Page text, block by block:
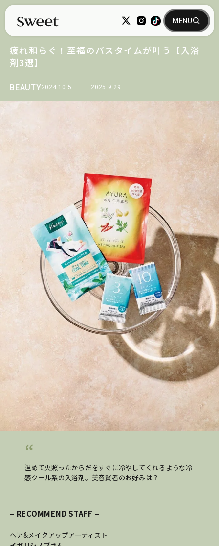
BEAUTY2024.10.5 2025.9.29
疲れ和らぐ！至福のバスタイムが叶う【入浴
剤3選】
温めて火照ったからだをすぐに冷やしてくれるような冷
感クール系の入浴剤。美容賢者のお好みは？
– RECOMMEND STAFF –
ヘア&メイクアップアーティスト